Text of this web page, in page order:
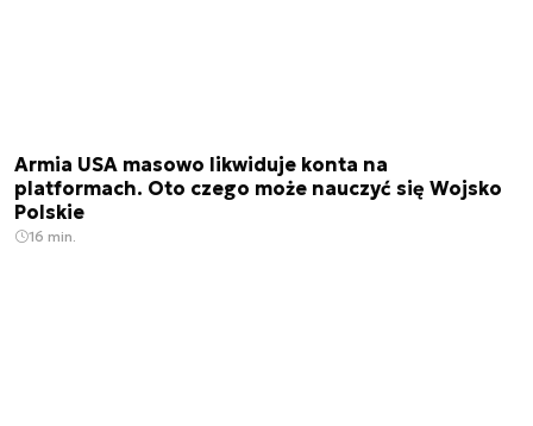
Armia USA masowo likwiduje konta na
platformach. Oto czego może nauczyć się Wojsko
Polskie
16 min.